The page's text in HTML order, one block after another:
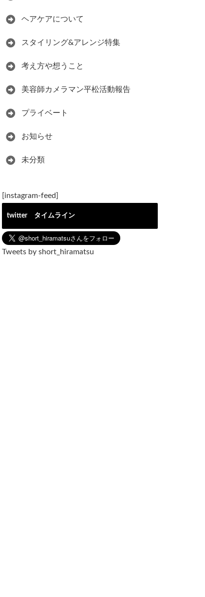
ヘアケアについて
スタイリング&アレンジ特集
考え方や想うこと
美容師カメラマン平松活動報告
プライベート
お知らせ
未分類
[instagram-feed]
twitter タイムライン
Tweets by short_hiramatsu